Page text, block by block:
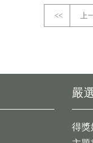
<< 上
嚴
得獎